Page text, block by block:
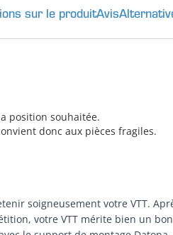
sur le produitAvis
position souhaitée.
donc aux pièces fragiles.
soigneusement votre VTT.
votre VTT mérite bien un bon